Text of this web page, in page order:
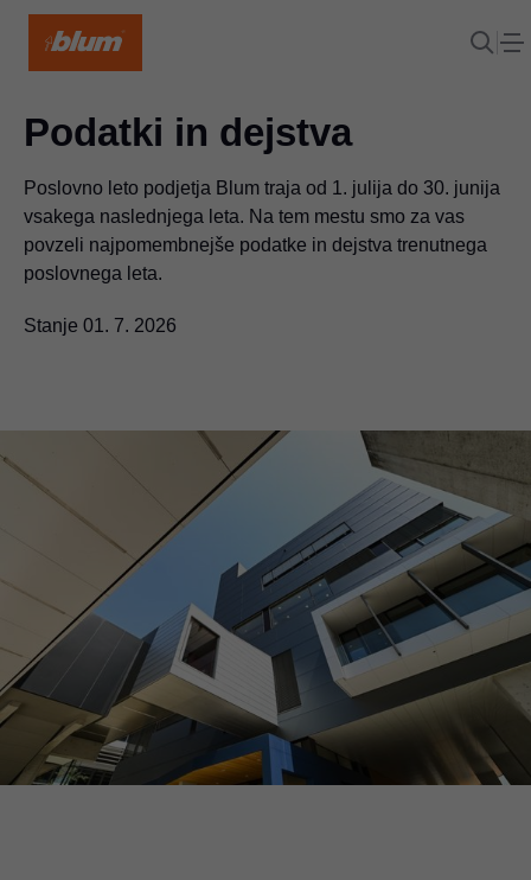
Podatki in dejstva
Poslovno leto podjetja Blum traja od 1. julija do 30. junija
vsakega naslednjega leta. Na tem mestu smo za vas
povzeli najpomembnejše podatke in dejstva trenutnega
poslovnega leta.
Stanje 01. 7. 2026